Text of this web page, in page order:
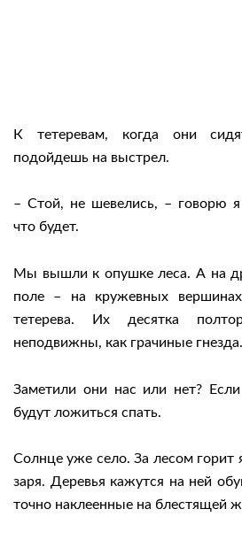
К тетеревам, когда они
подойдешь на выстрел.
– Стой, не шевелись, – говорю
что будет.
Мы вышли к опушке леса. А на
поле – на кружевных
тетерева. Их десятка
неподвижны, как грачиные гнезда.
Заметили они нас или нет?
будут ложиться спать.
Солнце уже село. За лесом горит
заря. Деревья кажутся на ней
точно наклеенные на блестящей